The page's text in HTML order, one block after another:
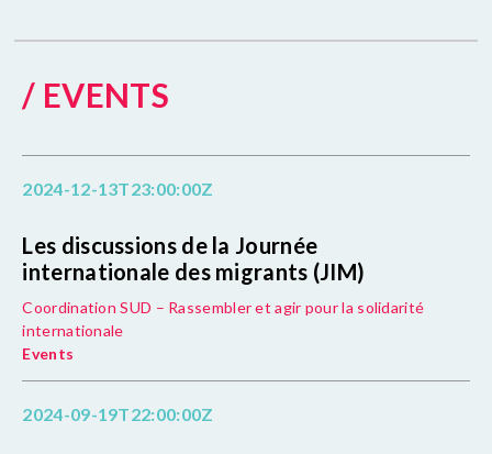
/ EVENTS
2024-12-13T23:00:00Z
Les discussions de la Journée
internationale des migrants (JIM)
Coordination SUD – Rassembler et agir pour la solidarité
internationale
Events
2024-09-19T22:00:00Z